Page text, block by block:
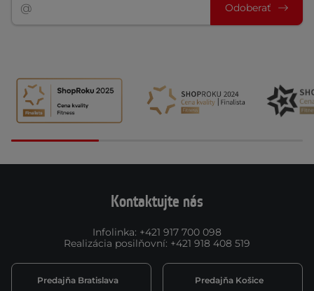
Odoberať
Kontaktujte nás
Infolinka: +421 917 700 098
Realizácia posilňovní: +421 918 408 519
Predajňa Bratislava Predajňa Košice